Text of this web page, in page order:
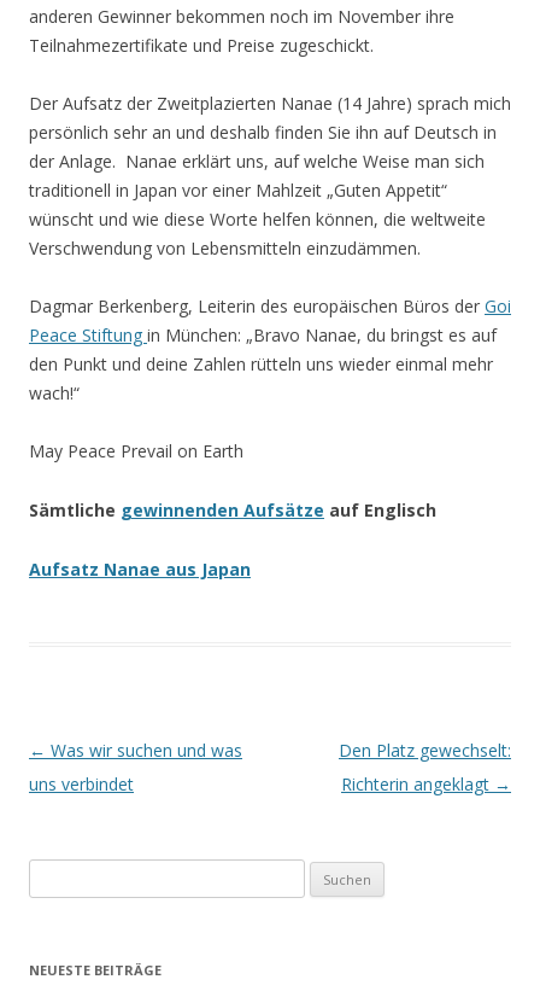
anderen Gewinner bekommen noch im November ihre
Teilnahmezertifikate und Preise zugeschickt.
Der Aufsatz der Zweitplazierten Nanae (14 Jahre) sprach mich
persönlich sehr an und deshalb finden Sie ihn auf Deutsch in
der Anlage. Nanae erklärt uns, auf welche Weise man sich
traditionell in Japan vor einer Mahlzeit „Guten Appetit“
wünscht und wie diese Worte helfen können, die weltweite
Verschwendung von Lebensmitteln einzudämmen.
Dagmar Berkenberg, Leiterin des europäischen Büros der Goi
Peace Stiftung in München: „Bravo Nanae, du bringst es auf
den Punkt und deine Zahlen rütteln uns wieder einmal mehr
wach!“
May Peace Prevail on Earth
Sämtliche gewinnenden Aufsätze auf Englisch
Aufsatz Nanae aus Japan
Beitrags-
Navigation
← Was wir suchen und was
uns verbindet
Den Platz gewechselt:
Richterin angeklagt →
nach:
NEUESTE BEITRÄGE